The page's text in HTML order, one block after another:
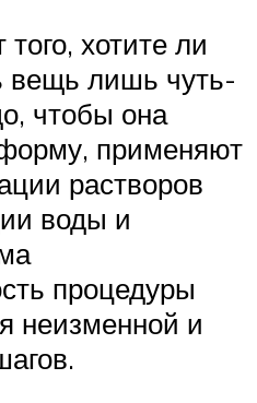
хотите ли
вещь лишь чуть-
чтобы она
применяют
растворов
воды и
процедуры
неизменной и